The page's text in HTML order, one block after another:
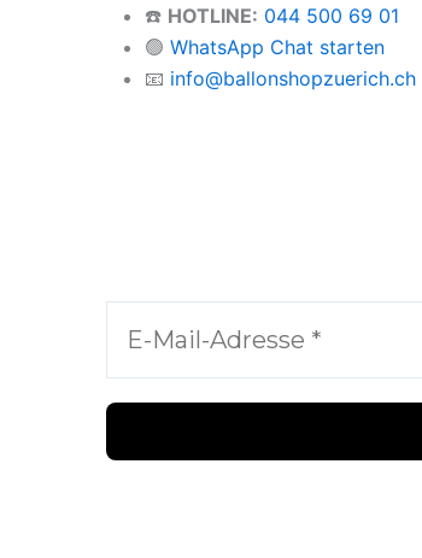
☎️ HOTLINE: 044 500 69 01
🟢 WhatsApp Chat starten
📧 info@ballonshopzuerich.ch